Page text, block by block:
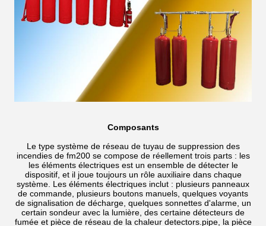
Composants
Le type système de réseau de tuyau de suppression des
incendies de fm200 se compose de réellement trois parts : les
les éléments électriques est un ensemble de détecter le
dispositif, et il joue toujours un rôle auxiliaire dans chaque
système. Les éléments électriques inclut : plusieurs panneaux
de commande, plusieurs boutons manuels, quelques voyants
de signalisation de décharge, quelques sonnettes d'alarme, un
certain sondeur avec la lumière, des certaine détecteurs de
fumée et pièce de réseau de la chaleur detectors.pipe, la pièce